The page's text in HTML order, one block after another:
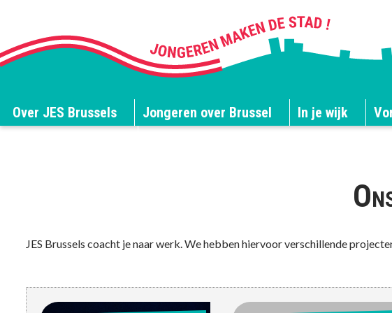
Over JES Brussels Jongeren over Brussel In je wijk
JES Brussels coacht je naar werk. We hebben hiervoor verschillende